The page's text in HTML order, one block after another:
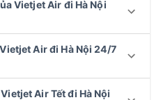
Vietjet Air đi Hà Nội
Air đi Hà Nội 24/7
Air Tết đi Hà Nội